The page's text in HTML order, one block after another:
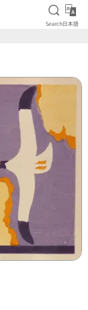
Open
Search 日
日本語